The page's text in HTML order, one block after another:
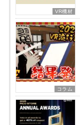
VR機材
コラム